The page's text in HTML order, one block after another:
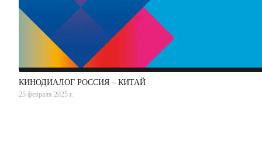
КИНОДИАЛОГ РОССИЯ – КИТАЙ
25 февраля 2025 г.